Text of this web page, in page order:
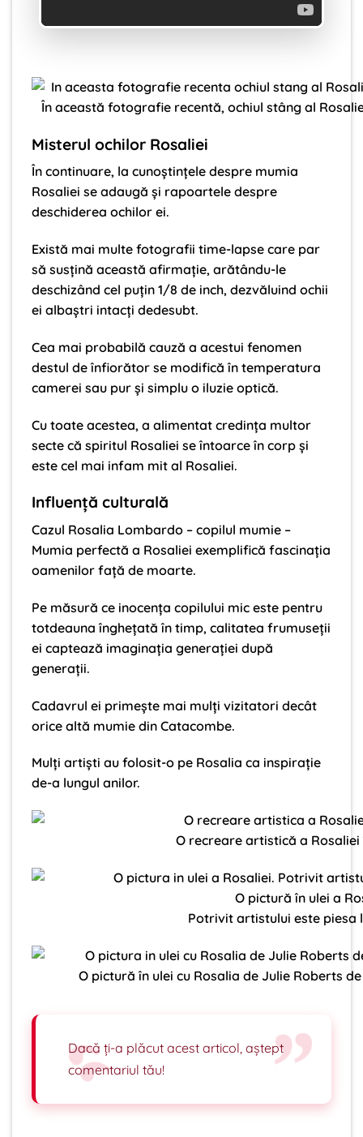
În această fotografie recentă, ochiul stâng al
Misterul ochilor Rosaliei
În continuare, la cunoștințele despre mumia
Rosaliei se adaugă și rapoartele despre
deschiderea ochilor ei.
Există mai multe fotografii time-lapse care par
să susțină această afirmație, arătându-le
deschizând cel puțin 1/8 de inch, dezvăluind ochii
ei albaștri intacți dedesubt.
Cea mai probabilă cauză a acestui fenomen
destul de înfiorător se modifică în temperatura
camerei sau pur și simplu o iluzie optică.
Cu toate acestea, a alimentat credința multor
secte că spiritul Rosaliei se întoarce în corp și
este cel mai infam mit al Rosaliei.
Influență culturală
Cazul Rosalia Lombardo – copilul mumie –
Mumia perfectă a Rosaliei exemplifică fascinația
oamenilor față de moarte.
Pe măsură ce inocența copilului mic este pentru
totdeauna înghețată în timp, calitatea frumuseții
ei captează imaginația generației după
generații.
Cadavrul ei primește mai mulți vizitatori decât
orice altă mumie din Catacombe.
Mulți artiști au folosit-o pe Rosalia ca inspirație
de-a lungul anilor.
O recreare artistică a Rosaliei
O pictură în ulei a
Potrivit artistului este piesa
O pictură în ulei cu Rosalia de Julie Roberts
Dacă ți-a plăcut acest articol, aștept
comentariul tău!